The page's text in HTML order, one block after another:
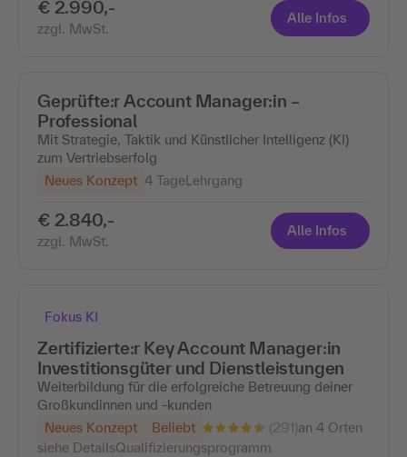
€ 2.990,-
zzgl. MwSt.
Alle Infos
Geprüfte:r Account Manager:in –
Professional
Mit Strategie, Taktik und Künstlicher Intelligenz (KI)
zum Vertriebserfolg
Neues Konzept 4 TageLehrgang
€ 2.840,-
zzgl. MwSt.
Alle Infos
Fokus KI
Zertifizierte:r Key Account Manager:in
Investitionsgüter und Dienstleistungen
Weiterbildung für die erfolgreiche Betreuung deiner
Großkundinnen und -kunden
Neues Konzept
Beliebt (291)an 4 Orten
siehe DetailsQualifizierungsprogramm